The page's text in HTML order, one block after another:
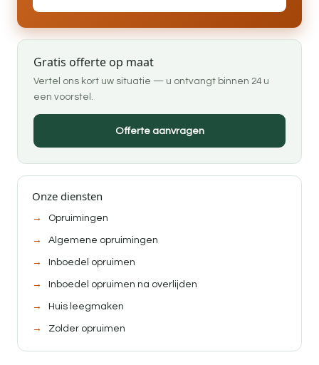
Gratis offerte op maat
Vertel ons kort uw situatie — u ontvangt binnen 24 u
een voorstel.
Offerte aanvragen
Onze diensten
Opruimingen
Algemene opruimingen
Inboedel opruimen
Inboedel opruimen na overlijden
Huis leegmaken
Zolder opruimen